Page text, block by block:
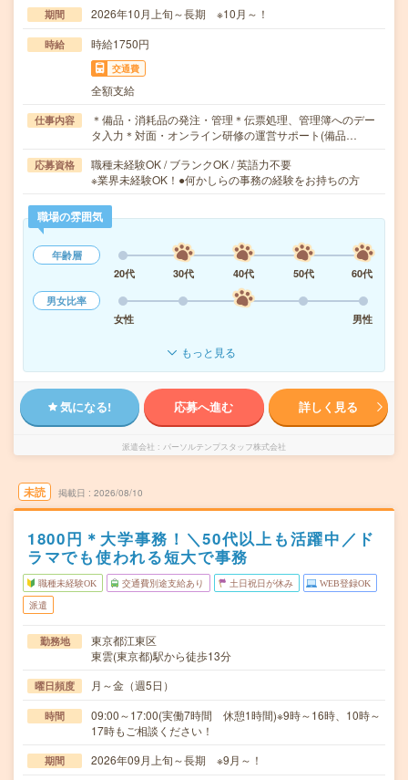
期間 2026年10月上旬～長期 ※10月～！
時給 時給1750円
交通費
全額支給
仕事内容
＊備品・消耗品の発注・管理＊伝票処理、管理簿へのデー
タ入力＊対面・オンライン研修の運営サポート(備品…
応募資格
職種未経験OK / ブランクOK / 英語力不要
※業界未経験OK！●何かしらの事務の経験をお持ちの方
職場の雰囲気
年齢層
20代
30代 40代 50代
60代
男女比率
女性
男性
もっと見る
気になる! 応募へ進む 詳しく見る
派遣会社 パーソルテンプスタッフ株式会社
未読 掲載日 2026/08/10
1800円＊大学事務！＼50代以上も活躍中／ド
ラマでも使われる短大で事務
職種未経験OK 交通費別途支給あり 土日祝日が休み WEB登録OK
派遣
勤務地
東京都江東区
東雲(東京都)駅から徒歩13分
曜日頻度 月～金（週5日）
時間
09:00～17:00(実働7時間 休憩1時間)※9時～16時、10時～
17時もご相談ください！
期間 2026年09月上旬～長期 ※9月～！